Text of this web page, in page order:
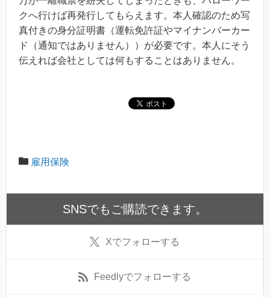
クへ行けば再発行してもらえます。本人確認のため写
真付きの身分証明書（運転免許証やマイナンバーカー
ド（通知ではありません））が必要です。本人にそう
伝えれば会社としては何もすることはありません。
雇用保険
SNSでもご購読できます。
Xでフォローする
Feedlyでフォローする